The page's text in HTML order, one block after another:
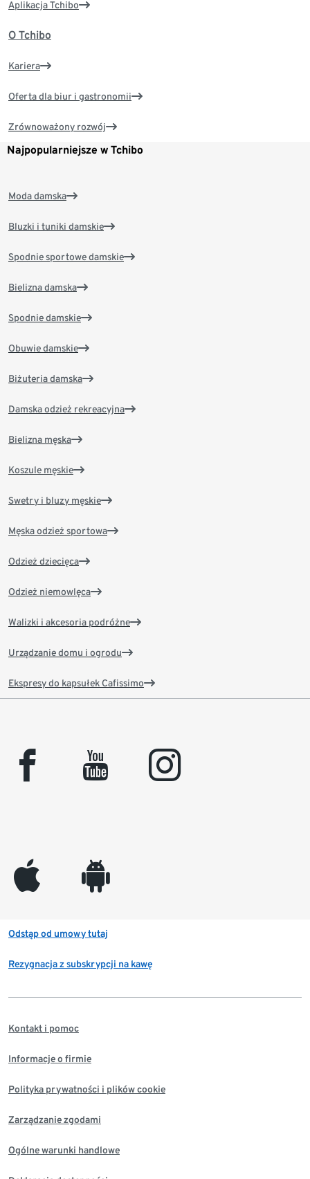
Aplikacja Tchibo
O Tchibo
Kariera
Oferta dla biur i gastronomii
Zrównoważony rozwój
Najpopularniejsze w Tchibo
Moda damska
Bluzki i tuniki damskie
Spodnie sportowe damskie
Bielizna damska
Spodnie damskie
Obuwie damskie
Biżuteria damska
Damska odzież rekreacyjna
Bielizna męska
Koszule męskie
Swetry i bluzy męskie
Męska odzież sportowa
Odzież dziecięca
Odzież niemowlęca
Walizki i akcesoria podróżne
Urządzanie domu i ogrodu
Ekspresy do kapsułek Cafissimo
facebook youtube instagram
appleinc android
Odstąp od umowy tutaj
Rezygnacja z subskrypcji na kawę
Kontakt i pomoc
Informacje o firmie
Polityka prywatności i plików cookie
Zarządzanie zgodami
Ogólne warunki handlowe